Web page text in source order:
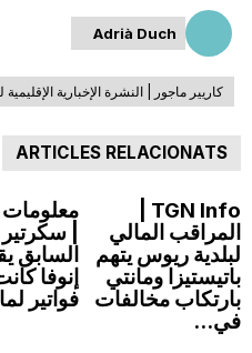
Adrià Duch
كاريير ماجور | النشرة الإخبارية
ARTICLES RELACIONATS
معلومات
|
السابق
إنوفا
فواتير
المراقب المالي
لبلدية ريوس يتهم
باتيستيزا ومانتي
بارتكاب مخالفات
في...